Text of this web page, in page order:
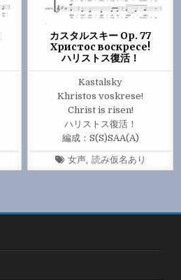
カスタルスキー Op. 77
Христос воскресе!
ハリストス復活！
Kastalsky
Khristos voskrese!
Christ is risen!
ハリストス復活！
編成：S(S)SAA(A)
Tagged
女声, 読み仮名あり